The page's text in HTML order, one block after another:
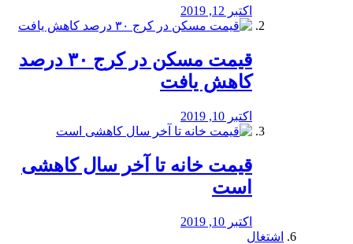
اکتبر 12, 2019
️قیمت مسکن در کرج ۳۰ درصد
کاهش یافت
اکتبر 10, 2019
قیمت خانه تا آخر سال کاهشی
است
اکتبر 10, 2019
اشتغال